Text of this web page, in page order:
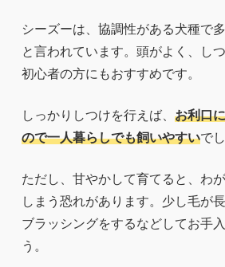
シーズーは、協調性がある犬種で
と言われています。頭がよく、し
初心者の方にもおすすめです。
しっかりしつけを行えば、 お利口
ので一人暮らしでも飼いやすいで
ただし、甘やかして育てると、わ
しまう恐れがあります。少し毛が
ブラッシングをするなどしてお手
う。